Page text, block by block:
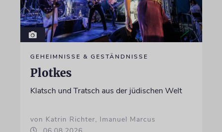
GEHEIMNISSE & GESTÄNDNISSE
Plotkes
Klatsch und Tratsch aus der jüdischen Welt
von Katrin Richter, Imanuel Marcus